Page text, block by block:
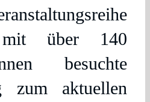
über 140
besuchte
zum aktuellen